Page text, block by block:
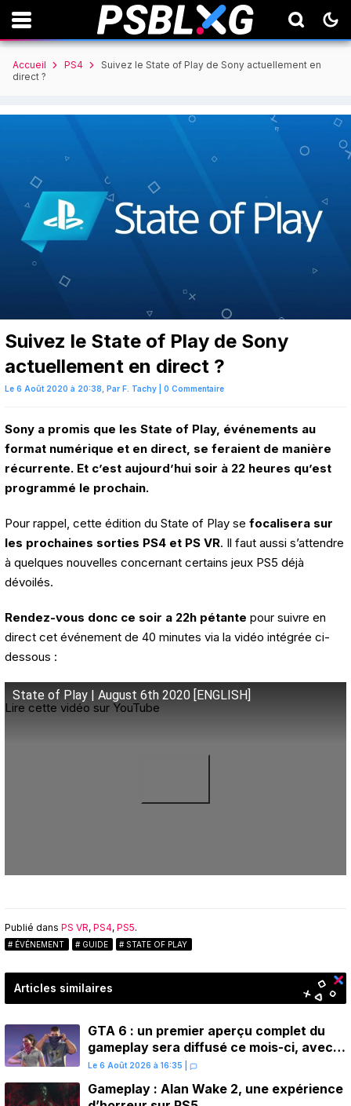
Accueil PS4
Suivez le State of Play de Sony actuellement en
direct ?
Suivez le State of Play de Sony
actuellement en direct ?
Le 6 Août 2020 à 20:38, Par F. Tachy 0 Commentaire
Sony a promis que les State of Play, événements au
format numérique et en direct, se feraient de manière
récurrente. Et c’est aujourd’hui soir à 22 heures qu’est
programmé le prochain.
Pour rappel, cette édition du State of Play se focalisera sur
les prochaines sorties PS4 et PS VR. Il faut aussi s’attendre
à quelques nouvelles concernant certains jeux PS5 déjà
dévoilés.
Rendez-vous donc ce soir a 22h pétante pour suivre en
direct cet événement de 40 minutes via la vidéo intégrée ci-
dessous :
State of Play | August 6th 2020 [ENGLISH]
Lire cette vidéo sur YouTube
Publié dans PS VR, PS4, PS5.
ÉVÉNEMENT GUIDE STATE OF PLAY
Articles similaires
GTA 6 : un premier aperçu complet du
gameplay sera diffusé ce mois-ci, avec
une avant-première sur Netflix
Le 6 Août 2026 à 16:35
Gameplay : Alan Wake 2, une expérience